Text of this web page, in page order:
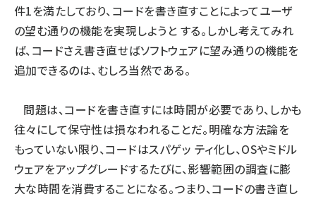
件1を満たしており、コードを書き直すことによってユーザ
の望む通りの機能を実現しようと する。しかし考えてみれ
ば、コードさえ書き直せばソフトウェアに望み通りの機能を
追加できるのは、むしろ当然である。
問題は、コードを書き直すには時間が必要であり、しかも
往々にして保守性は損なわれることだ。明確な方法論を
もっていない限り、コードはスパゲッ ティ化し、OSやミドル
ウェアをアップグレードするたびに、影響範囲の調査に膨
大な時間を消費することになる。つまり、コードの書き直し